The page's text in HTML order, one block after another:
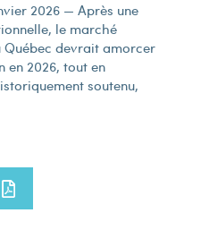
2026 — Après une
le marché
devrait amorcer
en 2026, tout en
soutenu,